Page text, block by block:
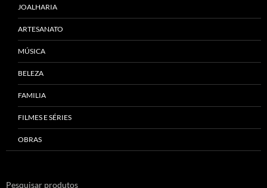
JOALHARIA
ARTESANATO
MÚSICA
BELEZA
FAMILIA
FILMES E SÉRIES
OBRAS
Pesquisar produtos